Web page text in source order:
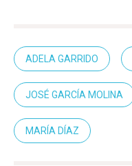
ADELA GARRIDO
JOSÉ GARCÍA MOLINA
MARÍA DÍAZ